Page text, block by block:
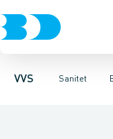
VVS Sanitet
Rør & fittings
Toiletter, sæder og
Håndbrusere